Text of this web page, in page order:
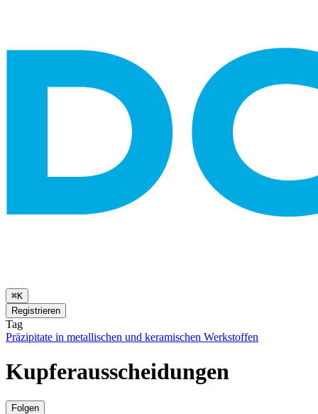
⌘K
Registrieren
Tag
Präzipitate in metallischen und keramischen Werkstoffen
Kupferausscheidungen
Folgen